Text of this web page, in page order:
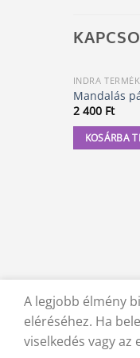
INDRA
Mandalás
2 400 Ft
KOSÁRBA
KAPCSOLAT
© 2012 -
A legjobb élmény
eléréséhez. Ha
viselkedés vagy